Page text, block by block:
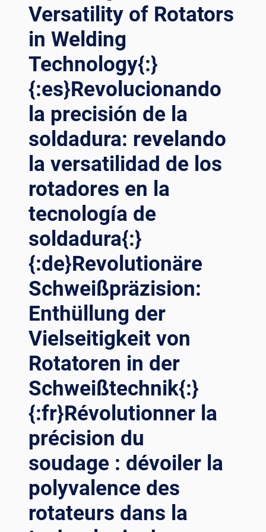
LLE PR
ESTAZIONI{:}{:
TH}กา
รปฏ
ิวัติคว
ามแม
่นยำใน
กา
รเช
งา
อสร้าง: โร
เต
อร์กา
รเช
ื่อมขั
้นสู
งที
็นผู
้นำแห
่งคว
ามเป
็นเล
ิศด้
านปร
ะสิทธิภาพ{:}{:
NG HÓ
CH
C TR
ONG HÀ
N XÂ
Y DỰ
NG: CÔ
{:ES}ELEVACIÓN
DE
LA
EÓLICA:
ROTORES
DE
SOLDADURA
DE
PRECISIÓN
EN
EL
MONTAJE
DE
EÓLICAS{:}
{:DE}ERHÖHUNG
DER
WINDENERGIE:
PRÄZISIONSSCHWEISSROTATOREN B
EI D
ER M
ONTAGE V
ON W
INDTÜRMEN{:}{
:FR}AUGMENTER L
’ÉNERGIE É
OLIENNE : R
OTATEURS D
E S
OUDAGE D
E P
RÉCISION D
ANS L
’ASSEMBLAGE D
E T
OLIENNES{:}{
:RU}У
Versatility of Rotators
in Welding
Technology{:}
{:es}Revolucionando
la precisión de la
soldadura: revelando
la versatilidad de los
rotadores en la
tecnología de
soldadura{:}
{:de}Revolutionäre
Schweißpräzision:
Enthüllung der
Vielseitigkeit von
Rotatoren in der
Schweißtechnik{:}
{:fr}Révolutionner la
précision du
soudage : dévoiler la
polyvalence des
rotateurs dans la